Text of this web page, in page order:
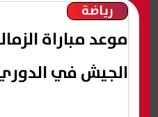
رياضة
موعد مباراة
الجيش في